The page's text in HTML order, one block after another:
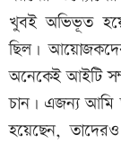
খুবই অভিভূত
ছিল।
অনেকেই আইটি
চান। এজন্য আমি
হয়েছেন,